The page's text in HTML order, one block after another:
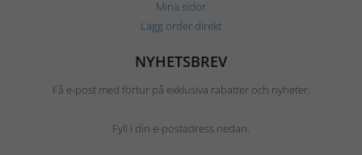
Mina sidor
Lägg order direkt
NYHETSBREV
Få e-post med förtur på exklusiva rabatter och nyheter.
Fyll i din e-postadress nedan.